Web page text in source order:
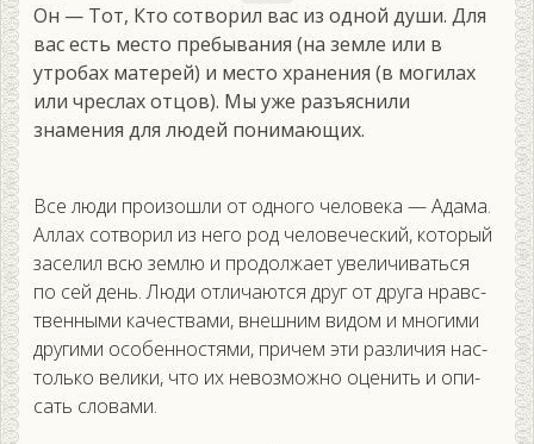
Он — Тот, Кто сотворил вас из одной души. Для
вас есть место пребывания (на земле или в
утробах матерей) и место хранения (в могилах
или чреслах отцов). Мы уже разъяснили
знамения для людей понимающих.
Все лю­ди про­изош­ли от од­но­го че­лове­ка — Ада­ма.
Ал­лах сот­во­рил из не­го род че­лове­чес­кий, ко­торый
за­селил всю зем­лю и про­дол­жа­ет уве­личи­вать­ся
по сей день. Лю­ди от­ли­ча­ют­ся друг от дру­га нравс­
твен­ны­ми ка­чес­тва­ми, внеш­ним ви­дом и мно­гими
дру­гими осо­бен­ностя­ми, при­чем эти раз­ли­чия нас­
толь­ко ве­лики, что их не­воз­можно оце­нить и опи­
сать сло­вами.